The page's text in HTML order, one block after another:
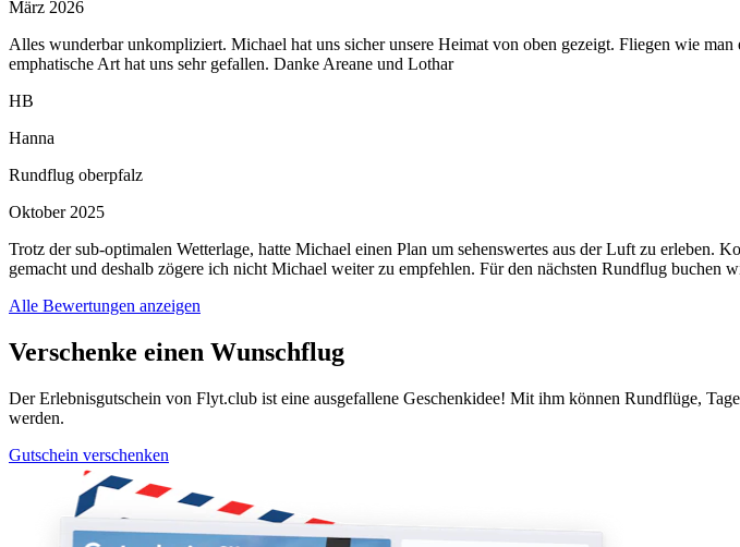
März 2026
Alles wunderbar unkompliziert. Michael hat uns sicher unsere Heimat von oben gezeigt. Fliegen wie
emphatische Art hat uns sehr gefallen. Danke Areane und Lothar
HB
Hanna
Rundflug oberpfalz
Oktober 2025
Trotz der sub-optimalen Wetterlage, hatte Michael einen Plan um sehenswertes aus der Luft zu erleben.
gemacht und deshalb zögere ich nicht Michael weiter zu empfehlen. Für den nächsten Rundflug buchen
Alle Bewertungen anzeigen
Verschenke einen Wunschflug
Der Erlebnisgutschein von Flyt.club ist eine ausgefallene Geschenkidee! Mit ihm können Rundflüge,
werden.
Gutschein verschenken